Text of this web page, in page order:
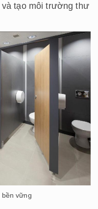
và tạo môi trường thư
vững